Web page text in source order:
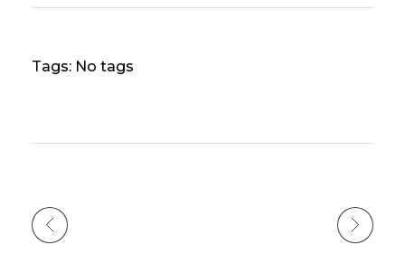
e
n
e
o
k
e te ts l
y
Tags: No tags